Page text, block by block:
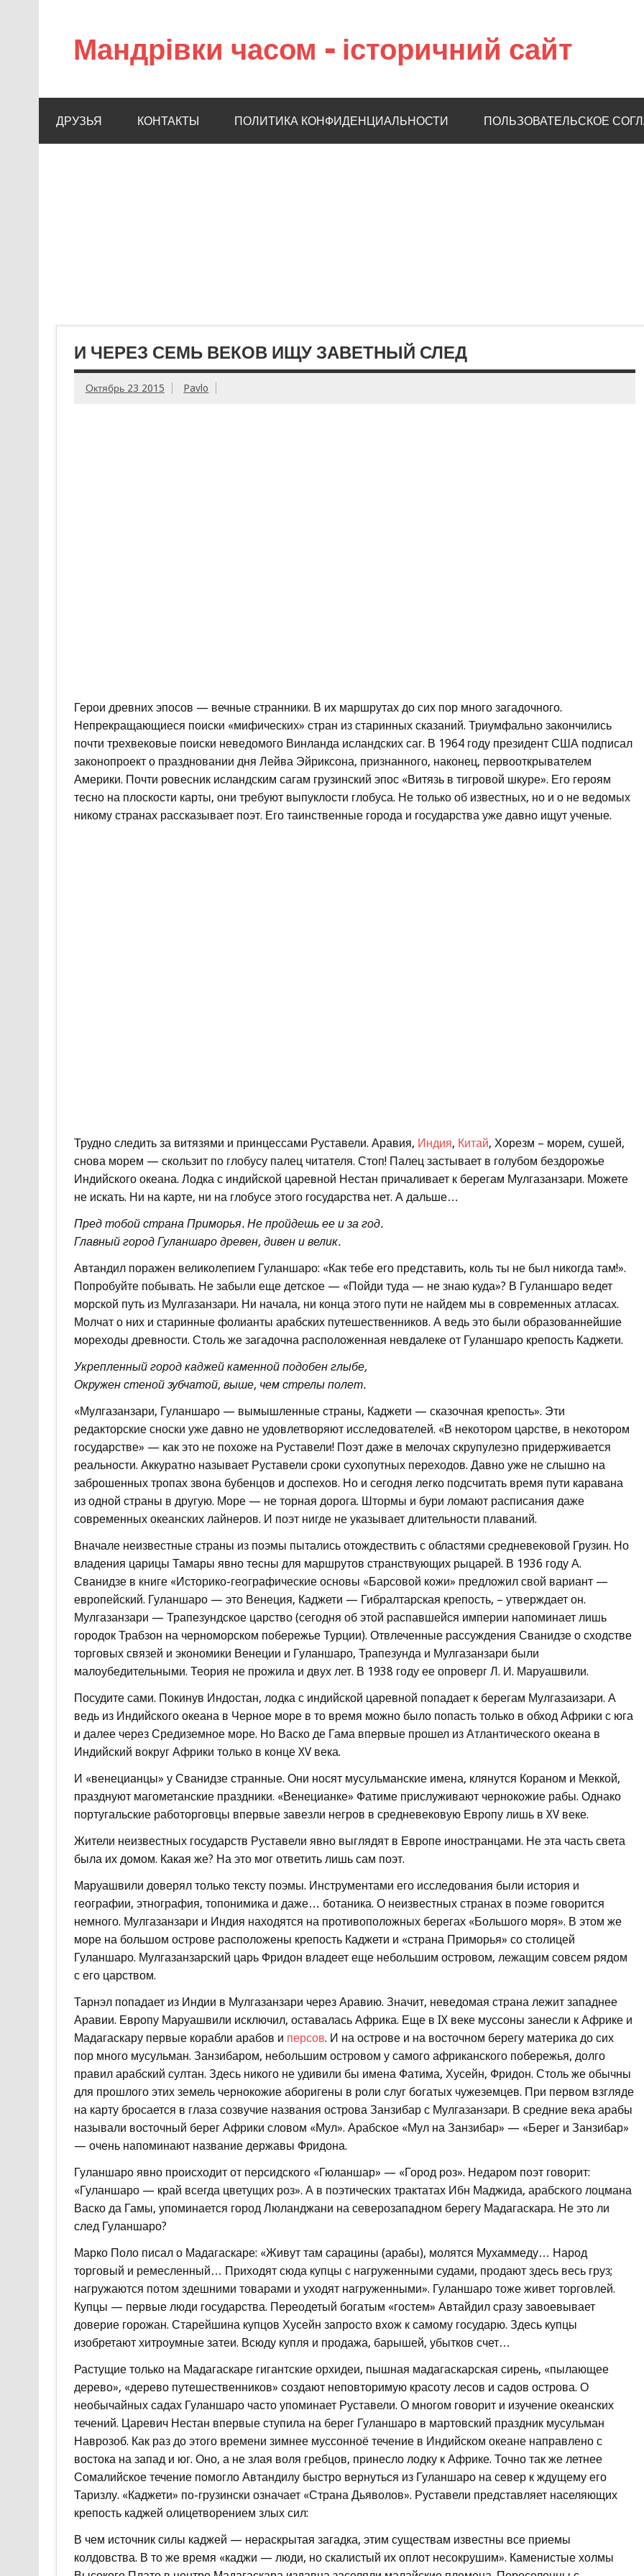
Мандрівки часом – історичний сайт
ДРУЗЬЯ КОНТАКТЫ ПОЛИТИКА КОНФИДЕНЦИАЛЬНОСТИ ПОЛЬЗОВАТЕЛЬСКОЕ
И ЧЕРЕЗ СЕМЬ ВЕКОВ ИЩУ ЗАВЕТНЫЙ СЛЕД
Октябрь 23 2015 Pavlo
Герои древних эпосов — вечные странники. В их маршрутах до сих пор много загадочного.
Непрекращающиеся поиски «мифических» стран из старинных сказаний. Триумфально закончились
почти трехвековые поиски неведомого Винланда исландских саг. В 1964 году президент США подписал
законопроект о праздновании дня Лейва Эйриксона, признанного, наконец, первооткрывателем
Америки. Почти ровесник исландским сагам грузинский эпос «Витязь в тигровой шкуре». Его героям
тесно на плоскости карты, они требуют выпуклости глобуса. Не только об известных, но и о не ведомых
никому странах рассказывает поэт. Его таинственные города и государства уже давно ищут ученые.
Трудно следить за витязями и принцессами Руставели. Аравия, Индия, Китай, Хорезм – морем, сушей,
снова морем — скользит по глобусу палец читателя. Стоп! Палец застывает в голубом бездорожье
Индийского океана. Лодка с индийской царевной Нестан причаливает к берегам Мулгазанзари. Можете
не искать. Ни на карте, ни на глобусе этого государства нет. А дальше…
Пред тобой страна Приморья. Не пройдешь ее и за год.
Главный город Гуланшаро древен, дивен и велик.
Автандил поражен великолепием Гуланшаро: «Как тебе его представить, коль ты не был никогда там!».
Попробуйте побывать. Не забыли еще детское — «Пойди туда — не знаю куда»? В Гуланшаро ведет
морской путь из Мулгазанзари. Ни начала, ни конца этого пути не найдем мы в современных атласах.
Молчат о них и старинные фолианты арабских путешественников. А ведь это были образованнейшие
мореходы древности. Столь же загадочна расположенная невдалеке от Гуланшаро крепость Каджети.
Укрепленный город каджей каменной подобен глыбе,
Окружен стеной зубчатой, выше, чем стрелы полет.
«Мулгазанзари, Гуланшаро — вымышленные страны, Каджети — сказочная крепость». Эти
редакторские сноски уже давно не удовлетворяют исследователей. «В некотором царстве, в некотором
государстве» — как это не похоже на Руставели! Поэт даже в мелочах скрупулезно придерживается
реальности. Аккуратно называет Руставели сроки сухопутных переходов. Давно уже не слышно на
заброшенных тропах звона бубенцов и доспехов. Но и сегодня легко подсчитать время пути каравана
из одной страны в другую. Море — не торная дорога. Штормы и бури ломают расписания даже
современных океанских лайнеров. И поэт нигде не указывает длительности плаваний.
Вначале неизвестные страны из поэмы пытались отождествить с областями средневековой Грузин. Но
владения царицы Тамары явно тесны для маршрутов странствующих рыцарей. В 1936 году А.
Сванидзе в книге «Историко-географические основы «Барсовой кожи» предложил свой вариант —
европейский. Гуланшаро — это Венеция, Каджети — Гибралтарская крепость, – утверждает он.
Мулгазанзари — Трапезундское царство (сегодня об этой распавшейся империи напоминает лишь
городок Трабзон на черноморском побережье Турции). Отвлеченные рассуждения Сванидзе о сходстве
торговых связей и экономики Венеции и Гуланшаро, Трапезунда и Мулгазанзари были
малоубедительными. Теория не прожила и двух лет. В 1938 году ее опроверг Л. И. Маруашвили.
Посудите сами. Покинув Индостан, лодка с индийской царевной попадает к берегам Мулгазаизари. А
ведь из Индийского океана в Черное море в то время можно было попасть только в обход Африки с юга
и далее через Средиземное море. Но Васко де Гама впервые прошел из Атлантического океана в
Индийский вокруг Африки только в конце XV века.
И «венецианцы» у Сванидзе странные. Они носят мусульманские имена, клянутся Кораном и Меккой,
празднуют магометанские праздники. «Венецианке» Фатиме прислуживают чернокожие рабы. Однако
португальские работорговцы впервые завезли негров в средневековую Европу лишь в XV веке.
Жители неизвестных государств Руставели явно выглядят в Европе иностранцами. Не эта часть света
была их домом. Какая же? На это мог ответить лишь сам поэт.
Маруашвили доверял только тексту поэмы. Инструментами его исследования были история и
географии, этнография, топонимика и даже… ботаника. О неизвестных странах в поэме говорится
немного. Мулгазанзари и Индия находятся на противоположных берегах «Большого моря». В этом же
море на большом острове расположены крепость Каджети и «страна Приморья» со столицей
Гуланшаро. Мулгазанзарский царь Фридон владеет еще небольшим островом, лежащим совсем рядом
с его царством.
Тарнэл попадает из Индии в Мулгазанзари через Аравию. Значит, неведомая страна лежит западнее
Аравии. Европу Маруашвили исключил, оставалась Африка. Еще в IX веке муссоны занесли к Африке и
Мадагаскару первые корабли арабов и персов. И на острове и на восточном берегу материка до сих
пор много мусульман. Занзибаром, небольшим островом у самого африканского побережья, долго
правил арабский султан. Здесь никого не удивили бы имена Фатима, Хусейн, Фридон. Столь же обычны
для прошлого этих земель чернокожие аборигены в роли слуг богатых чужеземцев. При первом взгляде
на карту бросается в глаза созвучие названия острова Занзибар с Мулгазанзари. В средние века арабы
называли восточный берег Африки словом «Мул». Арабское «Мул на Занзибар» — «Берег и Занзибар»
— очень напоминают название державы Фридона.
Гуланшаро явно происходит от персидского «Гюланшар» — «Город роз». Недаром поэт говорит:
«Гуланшаро — край всегда цветущих роз». А в поэтических трактатах Ибн Маджида, арабского лоцмана
Васко да Гамы, упоминается город Люланджани на северозападном берегу Мадагаскара. Не это ли
след Гуланшаро?
Марко Поло писал о Мадагаскаре: «Живут там сарацины (арабы), молятся Мухаммеду… Народ
торговый и ремесленный… Приходят сюда купцы с нагруженными судами, продают здесь весь груз;
нагружаются потом здешними товарами и уходят нагруженными». Гуланшаро тоже живет торговлей.
Купцы — первые люди государства. Переодетый богатым «гостем» Автайдил сразу завоевывает
доверие горожан. Старейшина купцов Хусейн запросто вхож к самому государю. Здесь купцы
изобретают хитроумные затеи. Всюду купля и продажа, барышей, убытков счет…
Растущие только на Мадагаскаре гигантские орхидеи, пышная мадагаскарская сирень, «пылающее
дерево», «дерево путешественников» создают неповторимую красоту лесов и садов острова. О
необычайных садах Гуланшаро часто упоминает Руставели. О многом говорит и изучение океанских
течений. Царевич Нестан впервые ступила на берег Гуланшаро в мартовский праздник мусульман
Наврозоб. Как раз до этого времени зимнее муссонноё течение в Индийском океане направлено с
востока на запад и юг. Оно, а не злая воля гребцов, принесло лодку к Африке. Точно так же летнее
Сомалийское течение помогло Автандилу быстро вернуться из Гуланшаро на север к ждущему его
Таризлу. «Каджети» по-грузински означает «Страна Дьяволов». Руставели представляет населяющих
крепость каджей олицетворением злых сил:
В чем источник силы каджей — нераскрытая загадка, этим существам известны все приемы
колдовства. В то же время «каджи — люди, но скалистый их оплот несокрушим». Каменистые холмы